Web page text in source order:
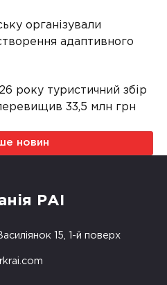
організували
адаптивного
року туристичний збір
33,5 млн грн
новин
РАІ
15, 1-й поверх